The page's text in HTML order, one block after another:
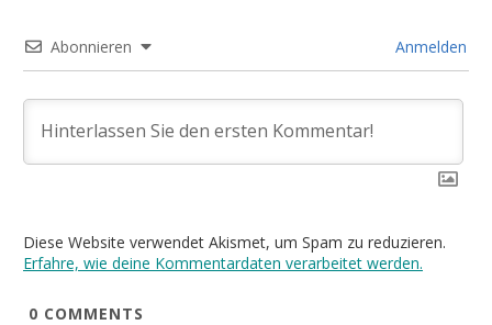
Abonnieren Anmelden
Diese Website verwendet Akismet, um Spam zu reduzieren.
Erfahre, wie deine Kommentardaten verarbeitet werden.
0 COMMENTS